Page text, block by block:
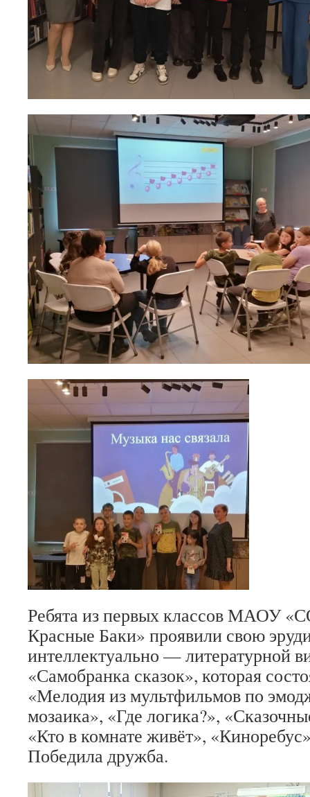
Ребята из первых классов МАОУ
Красные Баки» проявили свою
интеллектуально — литературной
«Самобранка сказок», которая
«Мелодия из мультфильмов по
мозаика», «Где логика?»,
«Кто в комнате живёт»,
Победила дружба.